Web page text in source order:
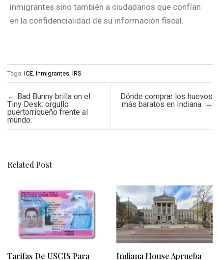
inmigrantes sino también a ciudadanos que confían
en la confidencialidad de su información fiscal.
Tags: ICE Inmigrantes IRS
Post navigation
← Bad Bunny brilla en el
Tiny Desk: orgullo
puertorriqueño frente al
mundo.
Dónde comprar los huevos
más baratos en Indiana. →
Related Post
Tarifas De USCIS Para Indiana House Aprueba